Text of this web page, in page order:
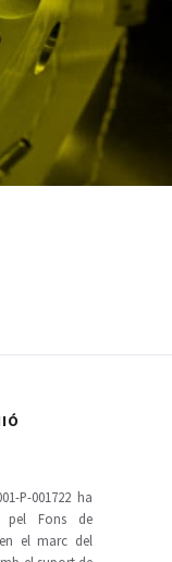
P-001722 ha
pel Fons de
el marc del